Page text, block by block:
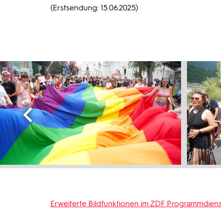
(Erstsendung: 15.06.2025)
Erweiterte Bildfunktionen im ZDF